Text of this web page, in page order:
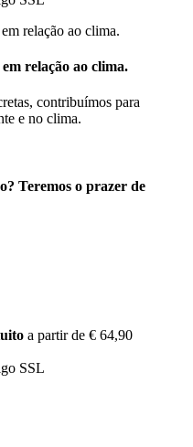
relação ao clima.
contribuímos para
e no clima.
Teremos o prazer de
a partir de € 64,90
SSL